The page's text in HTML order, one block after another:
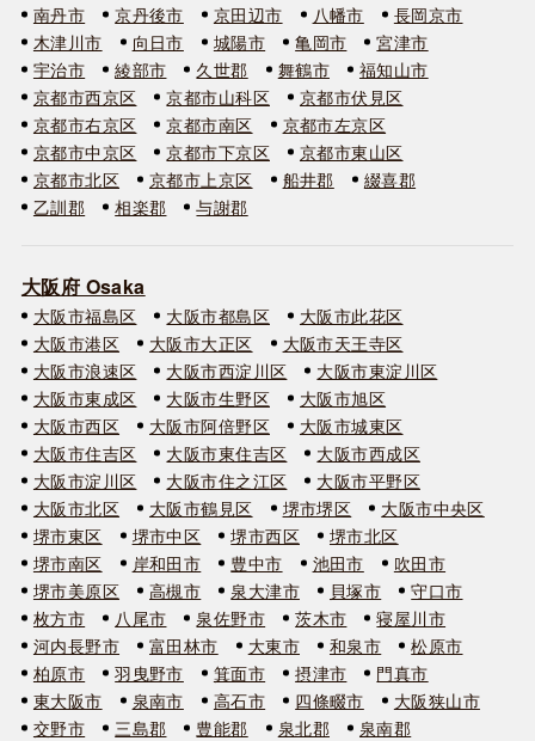
南丹市 京丹後市 京田辺市 八幡市
長岡京市
木津川市
向日市 城陽市 亀岡市
宮津市
宇治市
綾部市 久世郡 舞鶴市
福知山市
京都市西京区
京都市山科区
京都市伏見区
京都市右京区
京都市南区
京都市左京区
京都市中京区
京都市下京区
京都市東山区
京都市北区
京都市上京区 船井郡
綴喜郡
乙訓郡
相楽郡 与謝郡
大阪府 Osaka
大阪市福島区 大阪市都島区
大阪市此花区
大阪市港区
大阪市大正区
大阪市天王寺区
大阪市浪速区
大阪市西淀川区
大阪市東淀川区
大阪市東成区
大阪市生野区
大阪市旭区
大阪市西区
大阪市阿倍野区
大阪市城東区
大阪市住吉区
大阪市東住吉区
大阪市西成区
大阪市淀川区
大阪市住之江区
大阪市平野区
大阪市北区
大阪市鶴見区 堺市堺区
大阪市中央区
堺市東区
堺市中区 堺市西区
堺市北区
堺市南区
岸和田市 豊中市 池田市
吹田市
堺市美原区
高槻市 泉大津市 貝塚市
守口市
枚方市
八尾市 泉佐野市 茨木市
寝屋川市
河内長野市
富田林市 大東市 和泉市
松原市
柏原市
羽曳野市 箕面市 摂津市
門真市
東大阪市
泉南市 高石市 四條畷市
大阪狭山市
交野市
三島郡 豊能郡 泉北郡
泉南郡